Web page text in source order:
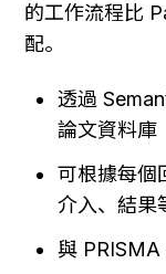
的工作流程比
配。
透過
論文資料庫
可根據每個
介入、結果
與 PRISMA